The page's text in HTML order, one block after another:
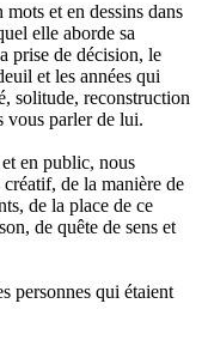
et en dessins dans
elle aborde sa
prise de décision, le
et les années qui
solitude, reconstruction
vous parler de lui.
en public, nous
de la manière de
de la place de ce
de quête de sens et
personnes qui étaient